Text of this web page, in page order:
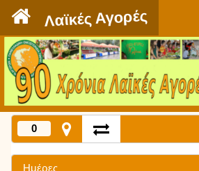
Λαϊκές Αγορές
0
Ημέρες